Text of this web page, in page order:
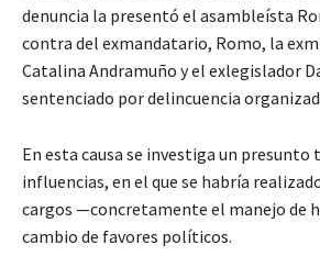
denuncia la presentó el asambleísta
contra del exmandatario, Romo, la
Catalina Andramuño y el exlegislador
sentenciado por delincuencia
En esta causa se investiga un presunto
influencias, en el que se habría
cargos —concretamente el manejo de
cambio de favores políticos.